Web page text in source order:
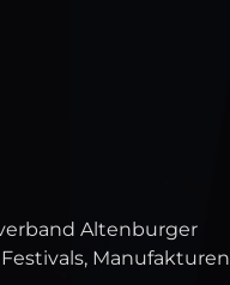
Altenburger
Manufakturen